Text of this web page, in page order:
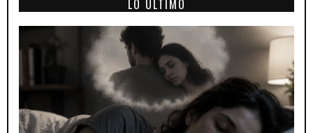
LO ÚLTIMO